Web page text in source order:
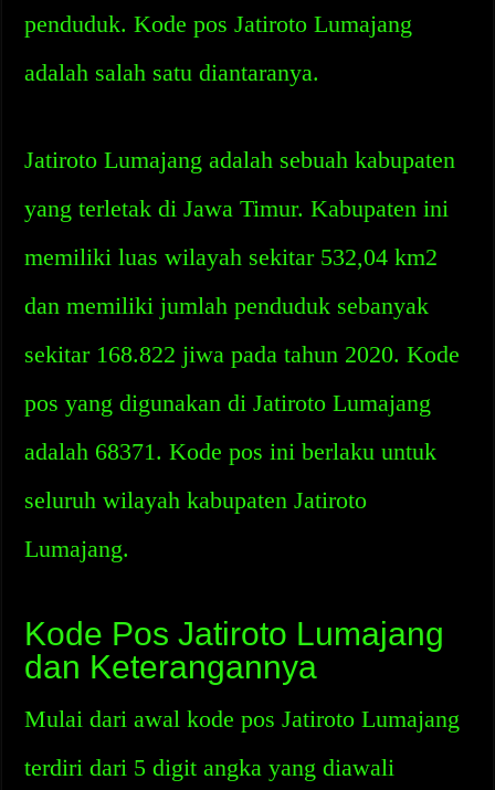
penduduk. Kode pos Jatiroto Lumajang
adalah salah satu diantaranya.
Jatiroto Lumajang adalah sebuah kabupaten
yang terletak di Jawa Timur. Kabupaten ini
memiliki luas wilayah sekitar 532,04 km2
dan memiliki jumlah penduduk sebanyak
sekitar 168.822 jiwa pada tahun 2020. Kode
pos yang digunakan di Jatiroto Lumajang
adalah 68371. Kode pos ini berlaku untuk
seluruh wilayah kabupaten Jatiroto
Lumajang.
Kode Pos Jatiroto Lumajang
dan Keterangannya
Mulai dari awal kode pos Jatiroto Lumajang
terdiri dari 5 digit angka yang diawali